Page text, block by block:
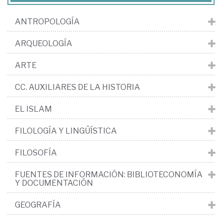
ANTROPOLOGÍA
ARQUEOLOGÍA
ARTE
CC. AUXILIARES DE LA HISTORIA
EL ISLAM
FILOLOGÍA Y LINGÜÍSTICA
FILOSOFÍA
FUENTES DE INFORMACIÓN: BIBLIOTECONOMÍA
Y DOCUMENTACIÓN
GEOGRAFÍA